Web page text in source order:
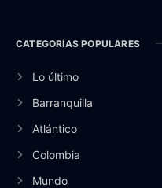
CATEGORÍAS POPULARES
Lo último
Barranquilla
Atlántico
Colombia
Mundo